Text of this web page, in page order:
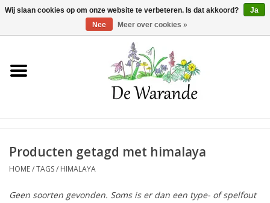
Winkelwagen >0 Artikelen - €0,00
Home
Voorjaarsbloeiers
Producten getagd met himalaya
HOME/TAGS/ HIMALAYA
Geen soorten gevonden. Soms is er dan een type- of spelfout
Wij slaan cookies op om onze website te verbeteren. Is dat akkoord?
Ja
Nee
Meer over cookies »